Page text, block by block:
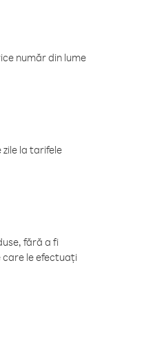
număr din lume
la tarifele
fără a fi
care le efectuați